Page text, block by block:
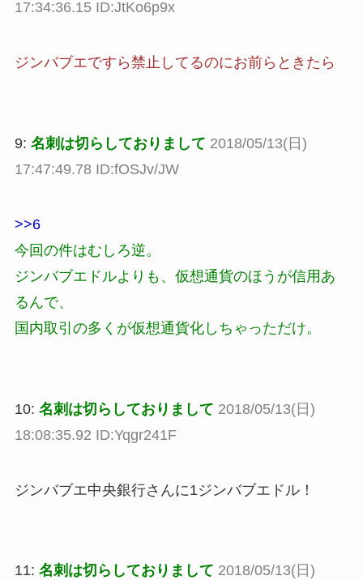
17:34:36.15 ID:JtKo6p9x
ジンバブエですら禁止してるのにお前らときたら
9: 名刺は切らしておりまして 2018/05/13(日)
17:47:49.78 ID:fOSJv/JW
>>6
今回の件はむしろ逆。
ジンバブエドルよりも、仮想通貨のほうが信用あ
るんで、
国内取引の多くが仮想通貨化しちゃっただけ。
10: 名刺は切らしておりまして 2018/05/13(日)
18:08:35.92 ID:Yqgr241F
ジンバブエ中央銀行さんに1ジンバブエドル！
11: 名刺は切らしておりまして 2018/05/13(日)